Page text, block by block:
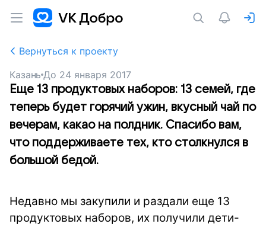
Вернуться к проекту
Казань До 24 января 2017
Еще 13 продуктовых наборов: 13 семей, где
теперь будет горячий ужин, вкусный чай по
вечерам, какао на полдник. Спасибо вам,
что поддерживаете тех, кто столкнулся в
большой бедой.
Недавно мы закупили и раздали еще 13
продуктовых наборов, их получили дети-